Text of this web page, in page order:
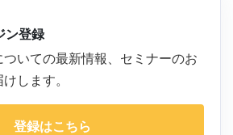
ン登録
いての最新情報、セミナーのお
します。
登録はこちら